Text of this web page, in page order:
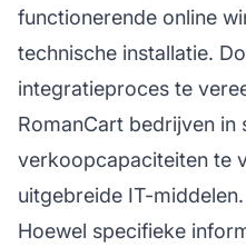
functionerende online
technische installatie.
integratieproces te
RomanCart bedrijven in
verkoopcapaciteiten te
uitgebreide IT-middelen.
Hoewel specifieke